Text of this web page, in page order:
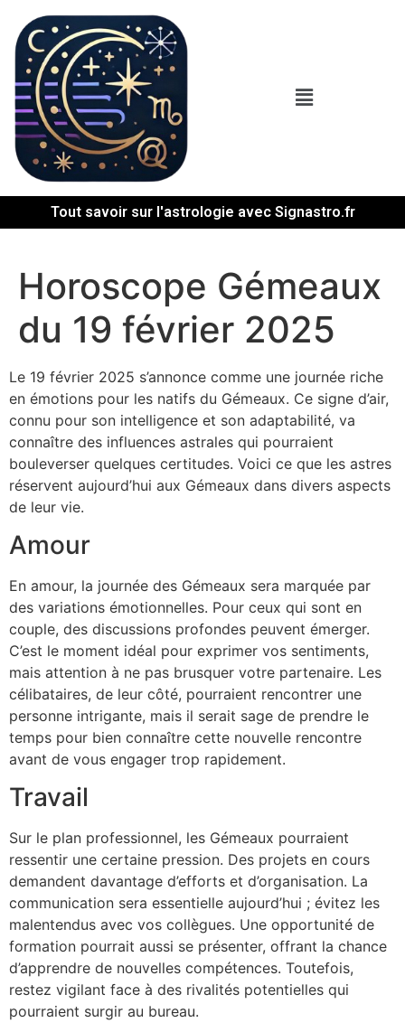
Tout savoir sur l'astrologie avec Signastro.fr
Horoscope Gémeaux
du 19 février 2025
Le 19 février 2025 s’annonce comme une journée riche
en émotions pour les natifs du Gémeaux. Ce signe d’air,
connu pour son intelligence et son adaptabilité, va
connaître des influences astrales qui pourraient
bouleverser quelques certitudes. Voici ce que les astres
réservent aujourd’hui aux Gémeaux dans divers aspects
de leur vie.
Amour
En amour, la journée des Gémeaux sera marquée par
des variations émotionnelles. Pour ceux qui sont en
couple, des discussions profondes peuvent émerger.
C’est le moment idéal pour exprimer vos sentiments,
mais attention à ne pas brusquer votre partenaire. Les
célibataires, de leur côté, pourraient rencontrer une
personne intrigante, mais il serait sage de prendre le
temps pour bien connaître cette nouvelle rencontre
avant de vous engager trop rapidement.
Travail
Sur le plan professionnel, les Gémeaux pourraient
ressentir une certaine pression. Des projets en cours
demandent davantage d’efforts et d’organisation. La
communication sera essentielle aujourd’hui ; évitez les
malentendus avec vos collègues. Une opportunité de
formation pourrait aussi se présenter, offrant la chance
d’apprendre de nouvelles compétences. Toutefois,
restez vigilant face à des rivalités potentielles qui
pourraient surgir au bureau.